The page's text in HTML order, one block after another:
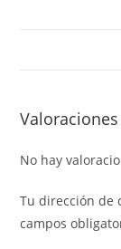
Valoraciones
No hay
Tu dirección de
campos